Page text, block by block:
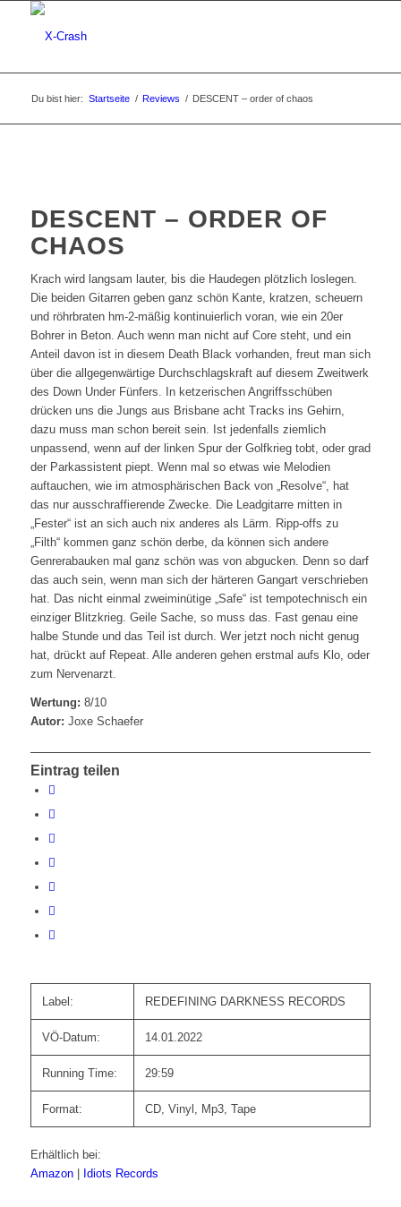
Du bist hier: Startseite / Reviews / DESCENT – order of chaos
DESCENT – ORDER OF
CHAOS
Krach wird langsam lauter, bis die Haudegen plötzlich loslegen.
Die beiden Gitarren geben ganz schön Kante, kratzen, scheuern
und röhrbraten hm-2-mäßig kontinuierlich voran, wie ein 20er
Bohrer in Beton. Auch wenn man nicht auf Core steht, und ein
Anteil davon ist in diesem Death Black vorhanden, freut man sich
über die allgegenwärtige Durchschlagskraft auf diesem Zweitwerk
des Down Under Fünfers. In ketzerischen Angriffsschüben
drücken uns die Jungs aus Brisbane acht Tracks ins Gehirn,
dazu muss man schon bereit sein. Ist jedenfalls ziemlich
unpassend, wenn auf der linken Spur der Golfkrieg tobt, oder grad
der Parkassistent piept. Wenn mal so etwas wie Melodien
auftauchen, wie im atmosphärischen Back von „Resolve“, hat
das nur ausschraffierende Zwecke. Die Leadgitarre mitten in
„Fester“ ist an sich auch nix anderes als Lärm. Ripp-offs zu
„Filth“ kommen ganz schön derbe, da können sich andere
Genrerabauken mal ganz schön was von abgucken. Denn so darf
das auch sein, wenn man sich der härteren Gangart verschrieben
hat. Das nicht einmal zweiminütige „Safe“ ist tempotechnisch ein
einziger Blitzkrieg. Geile Sache, so muss das. Fast genau eine
halbe Stunde und das Teil ist durch. Wer jetzt noch nicht genug
hat, drückt auf Repeat. Alle anderen gehen erstmal aufs Klo, oder
zum Nervenarzt.
Wertung: 8/10
Autor: Joxe Schaefer
Eintrag teilen
Label: REDEFINING DARKNESS RECORDS
VÖ-Datum: 14.01.2022
Running Time: 29:59
Format: CD, Vinyl, Mp3, Tape
Erhältlich bei:
Amazon| Idiots Records